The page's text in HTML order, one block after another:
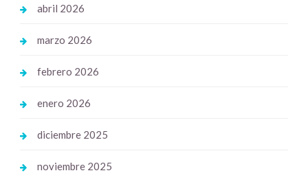
abril 2026
marzo 2026
febrero 2026
enero 2026
diciembre 2025
noviembre 2025